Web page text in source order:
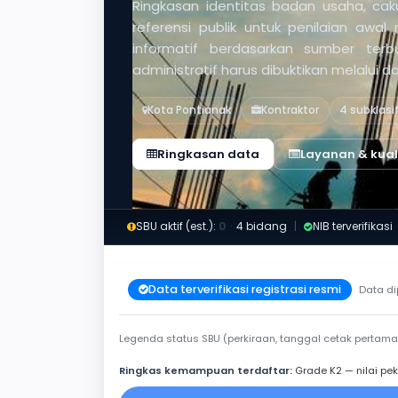
Ringkasan identitas badan usaha,
referensi publik untuk penilaian
informatif berdasarkan sumber
administratif harus dibuktikan melalui
Kota Pontianak Kontraktor 4
Ringkasan data Layanan &
SBU aktif (est.): 0 · 4 bidang | NIB terverifikasi
Data terverifikasi registrasi resmi Data
Legenda status SBU (perkiraan, tanggal cetak
Ringkas kemampuan terdaftar: Grade K2 — nilai